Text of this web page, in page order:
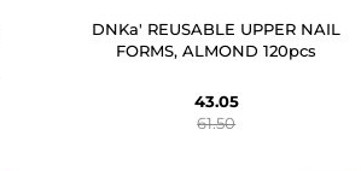
DNKa' REUSABLE UPPER NAIL
FORMS, ALMOND 120pcs
43.05
61.50